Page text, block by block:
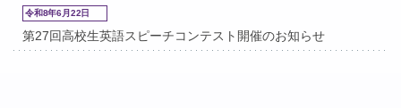
令和8年6月22日
第27回高校生英語スピーチコンテスト開催のお知らせ